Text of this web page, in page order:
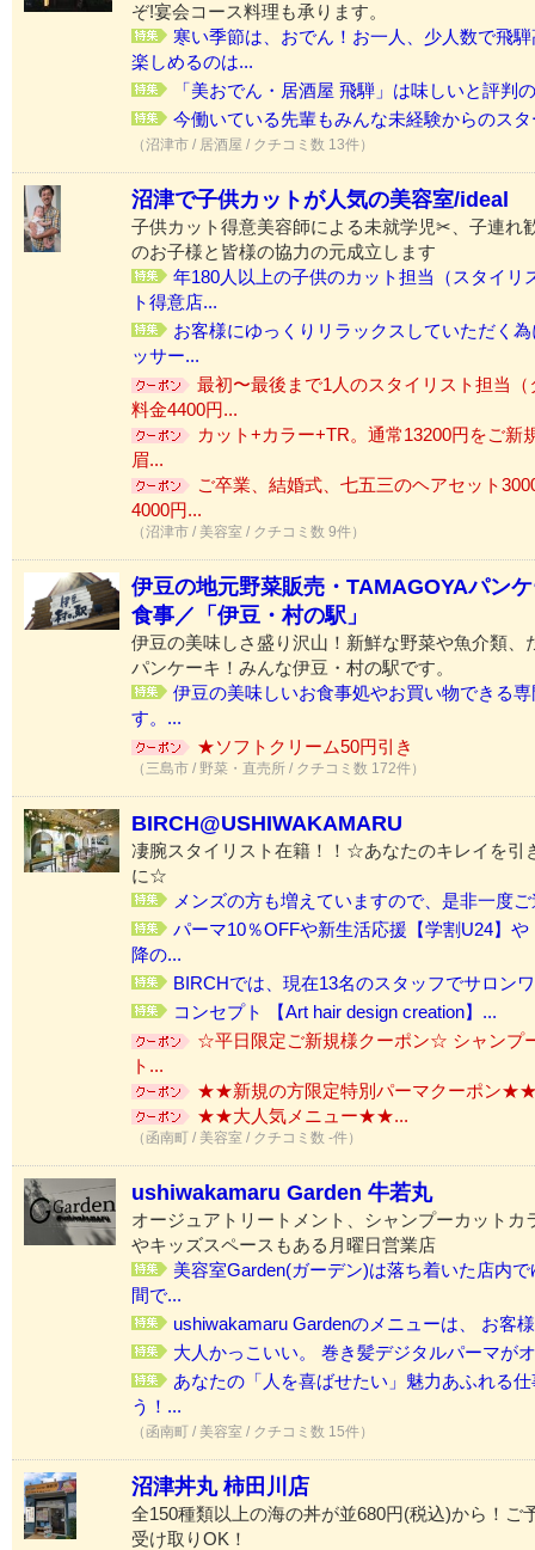
ぞ!宴会コース料理も承ります。
寒い季節は、おでん！お一人、少人数で飛
楽しめるのは...
「美おでん・居酒屋 飛騨」は味しいと評判
今働いている先輩もみんな未経験からのス
（沼津市 / 居酒屋 / クチコミ数 13件）
沼津で子供カットが人気の美容室/ideal
子供カット得意美容師による未就学児✂、子連れ
のお子様と皆様の協力の元成立します
年180人以上の子供のカット担当（スタイリ
ト得意店...
お客様にゆっくりリラックスしていただく
ッサー...
最初〜最後まで1人のスタイリスト担当
料金4400円...
カット+カラー+TR。通常13200円をご新
眉...
ご卒業、結婚式、七五三のヘアセット
4000円...
（沼津市 / 美容室 / クチコミ数 9件）
伊豆の地元野菜販売・TAMAGOYAパン
食事／「伊豆・村の駅」
伊豆の美味しさ盛り沢山！新鮮な野菜や魚介類、
パンケーキ！みんな伊豆・村の駅です。
伊豆の美味しいお食事処やお買い物できる
す。...
★ソフトクリーム50円引き
（三島市 / 野菜・直売所 / クチコミ数 172件）
BIRCH@USHIWAKAMARU
凄腕スタイリスト在籍！！☆あなたのキレイを引
に☆
メンズの方も増えていますので、是非一度
パーマ10％OFFや新生活応援【学割U24】
降の...
BIRCHでは、現在13名のスタッフでサロン
コンセプト 【Art hair design creation】...
☆平日限定ご新規様クーポン☆ シャンプ
ト...
★★新規の方限定特別パーマクーポン
★★大人気メニュー★★...
（函南町 / 美容室 / クチコミ数 -件）
ushiwakamaru Garden 牛若丸
オージュアトリートメント、シャンプーカットカ
やキッズスペースもある月曜日営業店
美容室Garden(ガーデン)は落ち着いた店内
間で...
ushiwakamaru Gardenのメニューは、 お客様
大人かっこいい。 巻き髪デジタルパーマが
あなたの「人を喜ばせたい」魅力あふれる
う！...
（函南町 / 美容室 / クチコミ数 15件）
沼津丼丸 柿田川店
全150種類以上の海の丼が並680円(税込)から！ご
受け取りOK！